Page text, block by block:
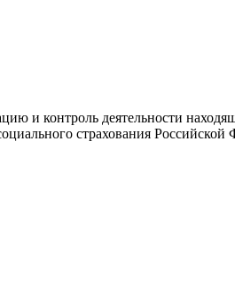
и контроль деятельности
страхования Российской